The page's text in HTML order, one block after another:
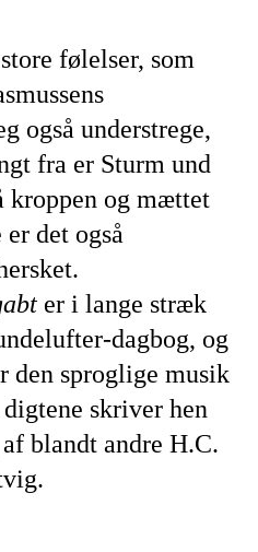
følelser, som
også understrege,
fra er Sturm und
kroppen og mættet
det også
er i lange stræk
dagbog, og
den sproglige musik
skriver hen
blandt andre H.C.